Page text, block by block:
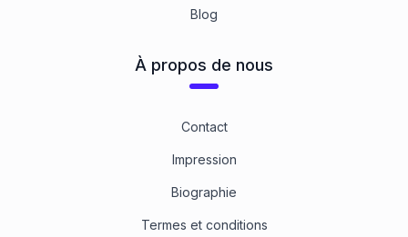
Blog
À propos de nous
Contact
Impression
Biographie
Termes et conditions